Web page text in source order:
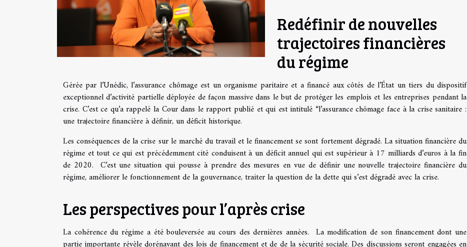
Redéfinir de nouvelles
trajectoires financières
du régime
Gérée par l’Unédic, l’assurance chômage est un organisme paritaire et a financé aux côtés de l’État un tiers du dispositif
exceptionnel d’activité partielle déployée de façon massive dans le but de protéger les emplois et les entreprises pendant la
crise. C’est ce qu’a rappelé la Cour dans le rapport publié et qui est intitulé “l’assurance chômage face à la crise sanitaire :
une trajectoire financière à définir, un déficit historique.
Les conséquences de la crise sur le marché du travail et le financement se sont fortement dégradé. La situation financière du
régime et tout ce qui est précédemment cité conduisent à un déficit annuel qui est supérieur à 17 milliards d’euros à la fin
de 2020. C’est une situation qui pousse à prendre des mesures en vue de définir une nouvelle trajectoire financière du
régime, améliorer le fonctionnement de la gouvernance, traiter la question de la dette qui s’est dégradé avec la crise.
Les perspectives pour l’après crise
La cohérence du régime a été bouleversée au cours des dernières années. La modification de son financement dont une